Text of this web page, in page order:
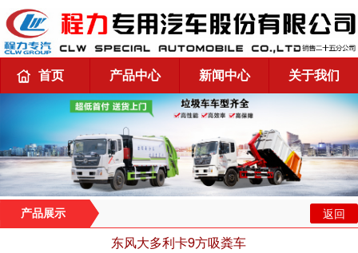
首页 产品中心 新闻中心 关于我们
产品展示 返回
东风大多利卡9方吸粪车